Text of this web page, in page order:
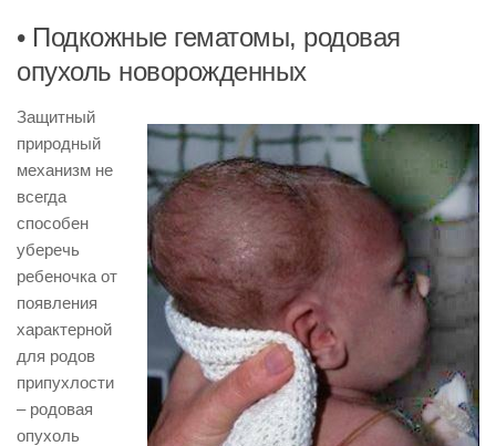
• Подкожные гематомы, родовая
опухоль новорожденных
Защитный
природный
механизм не
всегда
способен
уберечь
ребеночка от
появления
характерной
для родов
припухлости
– родовая
опухоль